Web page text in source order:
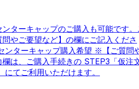
ターキャップのご購入も可能です。
やご要望など】の欄にご記入くださ
ンターキャップ購入希望 ※【ご質問
欄は、ご購入手続きの STEP3「仮注
てご利用いただけます。